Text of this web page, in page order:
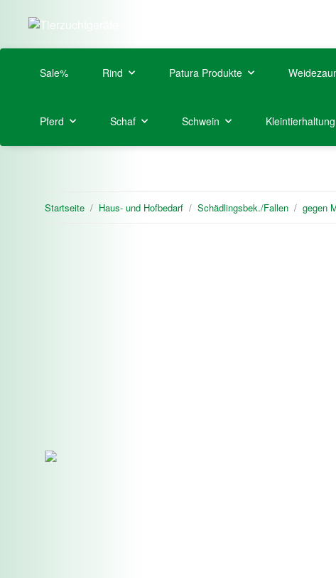
Sale% Rind Patura Produkte
Pferd Schaf Schwein Kleintierhaltung
Startseite Haus- und Hofbedarf Schädlingsbek./Fallen gegen